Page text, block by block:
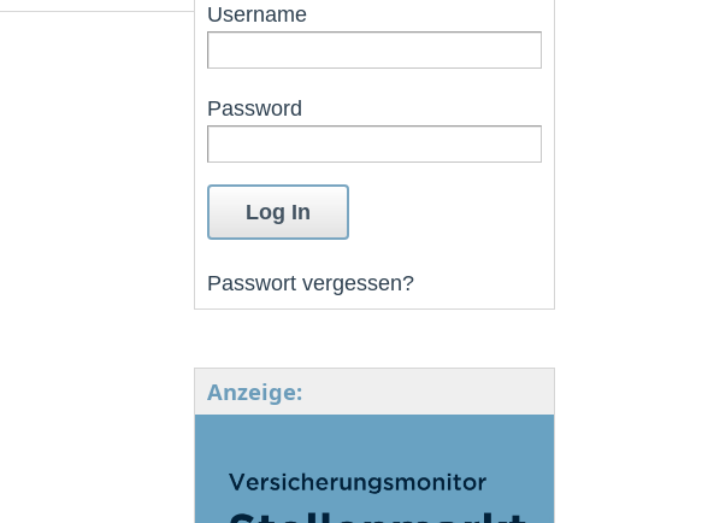
Username
Password
Passwort vergessen?
Anzeige: